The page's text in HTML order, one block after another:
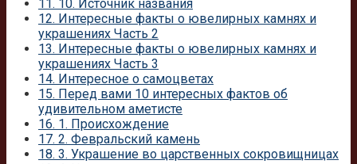
11. 10. Источник названия
12. Интересные факты о ювелирных камнях и
украшениях Часть 2
13. Интересные факты о ювелирных камнях и
украшениях Часть 3
14. Интересное о самоцветах
15. Перед вами 10 интересных фактов об
удивительном аметисте
16. 1. Происхождение
17. 2. Февральский камень
18. 3. Украшение во царственных сокровищницах